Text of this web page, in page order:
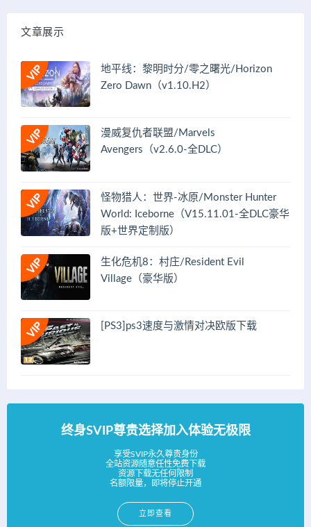
文章展示
地平线：黎明时分/零之曙光/Horizon
Zero Dawn（v1.10.H2）
漫威复仇者联盟/Marvels
Avengers（v2.6.0-全DLC）
怪物猎人：世界-冰原/Monster Hunter
World: Iceborne（V15.11.01-全DLC豪华
版+世界定制版）
生化危机8：村庄/Resident Evil
Village（豪华版）
[PS3]ps3速度与激情对决欧版下载
终身SVIP尊贵选择加入体验无极限
享受SVIP永久尊贵身份
全站资源随意任性免费下载
资源下载无任何限制
名额限量，即将停止开通
立即查看